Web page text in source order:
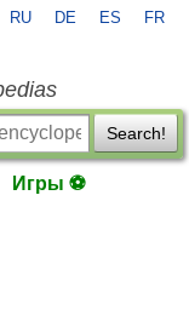
RU DE ES FR
Search!
Игры ⚽